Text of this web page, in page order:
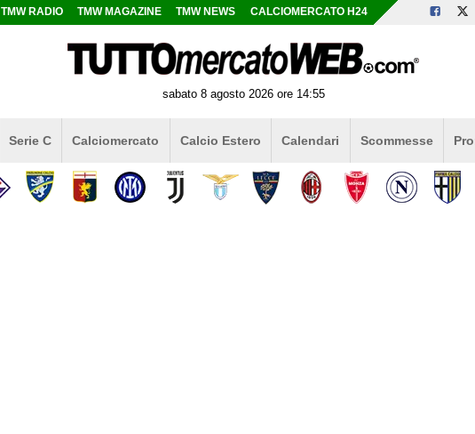
TMW RADIO TMW MAGAZINE TMW NEWS CALCIOMERCATO H24
sabato 8 agosto 2026 ore 14:55
Serie C Calciomercato Calcio Estero Calendari Scommesse